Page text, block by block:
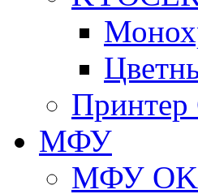
Принтер
МФУ
МФУ